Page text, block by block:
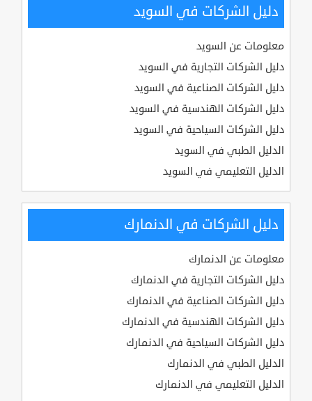
دليل الشركات في السويد
معلومات عن السويد
دليل الشركات التجارية في السويد
دليل الشركات الصناعية في السويد
دليل الشركات الهندسية في السويد
دليل الشركات السياحية في السويد
الدليل الطبي في السويد
الدليل التعليمي في السويد
دليل الشركات في الدنمارك
معلومات عن الدنمارك
دليل الشركات التجارية في الدنمارك
دليل الشركات الصناعية في الدنمارك
دليل الشركات الهندسية في الدنمارك
دليل الشركات السياحية في الدنمارك
الدليل الطبي في الدنمارك
الدليل التعليمي في الدنمارك